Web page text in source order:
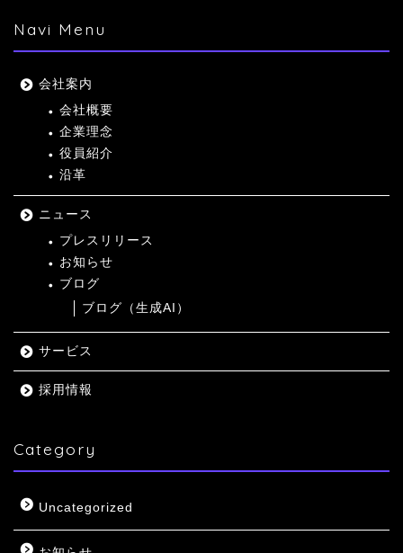
Navi Menu
会社案内
会社概要
企業理念
役員紹介
沿革
ニュース
プレスリリース
お知らせ
ブログ
ブログ（生成AI）
サービス
採用情報
Category
Uncategorized